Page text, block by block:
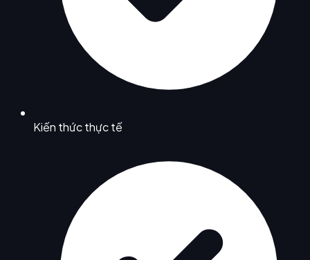
Kiến thức thực tế